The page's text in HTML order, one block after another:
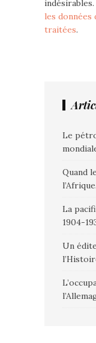
indésirables.
les données
traitées.
Le
Quand
La
1904-
Un